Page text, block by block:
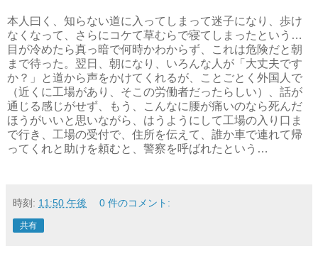
本人曰く、知らない道に入ってしまって迷子になり、歩け
なくなって、さらにコケて草むらで寝てしまったという…
目が冷めたら真っ暗で何時かわからず、これは危険だと朝
まで待った。翌日、朝になり、いろんな人が「大丈夫です
か？」と道から声をかけてくれるが、ことごとく外国人で
（近くに工場があり、そこの労働者だったらしい）、話が
通じる感じがせず、もう、こんなに腰が痛いのなら死んだ
ほうがいいと思いながら、はうようにして工場の入り口ま
で行き、工場の受付で、住所を伝えて、誰か車で連れて帰
ってくれと助けを頼むと、警察を呼ばれたという…
時刻: 11:50 午後 0 件のコメント:
共有